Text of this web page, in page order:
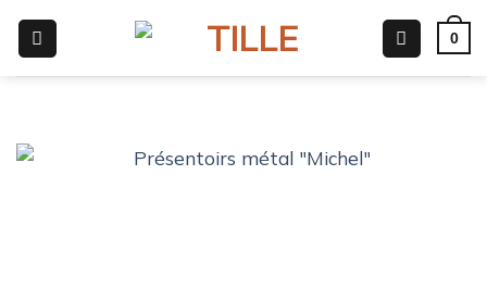
contenu
0